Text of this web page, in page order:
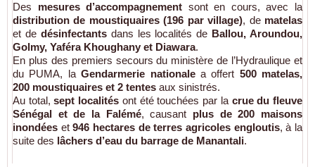
Des mesures d’accompagnement sont en cours, avec la
distribution de moustiquaires (196 par village), de matelas
et de désinfectantsdans les localités de Ballou, Aroundou,
Golmy, Yaféra Khoughany et Diawara.
En plus des premiers secours du ministère de l’Hydraulique et
du PUMA, laGendarmerie nationalea offert 500 matelas,
200 moustiquaires et 2 tentes aux sinistrés.
Au total,sept localités ont été touchées par la crue du fleuve
Sénégal et de la Falémé, causant plus de 200 maisons
inondées et946 hectares de terres agricoles engloutis, à la
suite des lâchers d’eau du barrage de Manantali.